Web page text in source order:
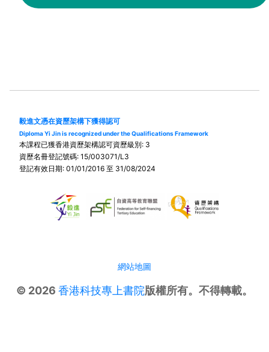
毅進文憑在資歷架構下獲得認可
Diploma Yi Jin is recognized under the Qualifications Framework
本課程已獲香港資歷架構認可資歷級別: 3
資歷名冊登記號碼: 15/003071/L3
登記有效日期: 01/01/2016 至 31/08/2024
網站地圖
© 2026 香港科技專上書院版權所有。不得轉載。